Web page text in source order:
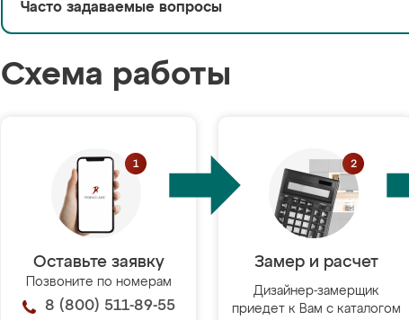
Часто задаваемые вопросы
Схема работы
Оставьте заявку
Позвоните по номерам
8 (800) 511-89-55
Замер и расчет
Дизайнер-замерщик
приедет к Вам с каталогом